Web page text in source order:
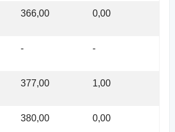
366,00 0,00
- -
377,00 1,00
380,00 0,00